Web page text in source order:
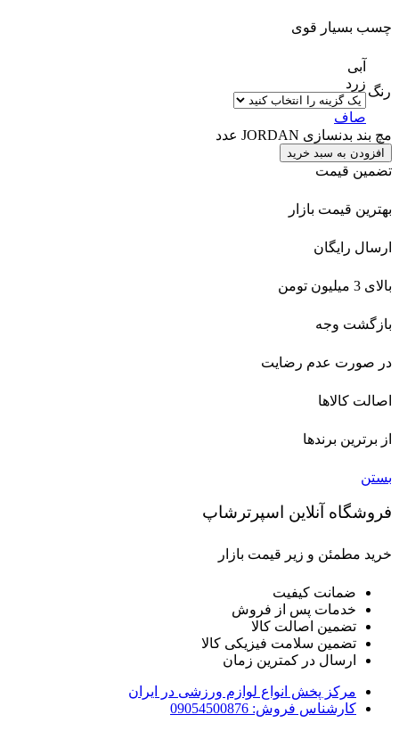
چسب بسیار قوی
رنگ
آبی
زرد
صاف
مچ بند بدنسازی JORDAN عدد
افزودن به سبد خرید
تضمین قیمت
بهترین قیمت بازار
ارسال رایگان
بالای 3 میلیون تومن
بازگشت وجه
در صورت عدم رضایت
اصالت کالاها
از برترین برندها
بستن
فروشگاه آنلاین اسپرترشاپ
خرید مطمئن و زیر قیمت بازار
ضمانت کیفیت
خدمات پس از فروش
تضمین اصالت کالا
تضمین سلامت فیزیکی کالا
ارسال در کمترین زمان
مرکز پخش انواع لوازم ورزشی در ایران
کارشناس فروش: 09054500876